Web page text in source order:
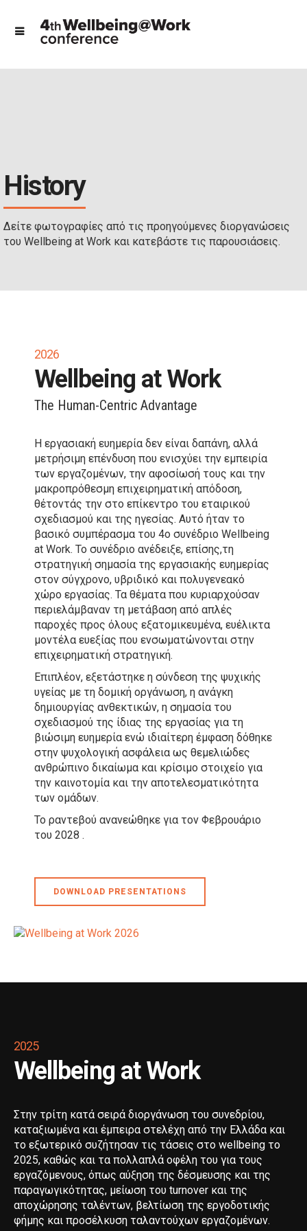
History
Δείτε φωτογραφίες από τις προηγούμενες διοργανώσεις
του Wellbeing at Work και κατεβάστε τις παρουσιάσεις.
2026
Wellbeing at Work
The Human-Centric Advantage
Η εργασιακή ευημερία δεν είναι δαπάνη, αλλά
μετρήσιμη επένδυση που ενισχύει την εμπειρία
των εργαζομένων, την αφοσίωσή τους και την
μακροπρόθεσμη επιχειρηματική απόδοση,
θέτοντάς την στο επίκεντρο του εταιρικού
σχεδιασμού και της ηγεσίας. Αυτό ήταν το
βασικό συμπέρασμα του 4ο συνέδριο Wellbeing
at Work. Το συνέδριο ανέδειξε, επίσης,τη
στρατηγική σημασία της εργασιακής ευημερίας
στον σύγχρονο, υβριδικό και πολυγενεακό
χώρο εργασίας. Τα θέματα που κυριαρχούσαν
περιελάμβαναν τη μετάβαση από απλές
παροχές προς όλους εξατομικευμένα, ευέλικτα
μοντέλα ευεξίας που ενσωματώνονται στην
επιχειρηματική στρατηγική.
Επιπλέον, εξετάστηκε η σύνδεση της ψυχικής
υγείας με τη δομική οργάνωση, η ανάγκη
δημιουργίας ανθεκτικών, η σημασία του
σχεδιασμού της ίδιας της εργασίας για τη
βιώσιμη ευημερία ενώ ιδιαίτερη έμφαση δόθηκε
στην ψυχολογική ασφάλεια ως θεμελιώδες
ανθρώπινο δικαίωμα και κρίσιμο στοιχείο για
την καινοτομία και την αποτελεσματικότητα
των ομάδων.
Το ραντεβού ανανεώθηκε για τον Φεβρουάριο
του 2028 .
DOWNLOAD PRESENTATIONS
2025
Wellbeing at Work
Στην τρίτη κατά σειρά διοργάνωση του συνεδρίου,
καταξιωμένα και έμπειρα στελέχη από την Ελλάδα και
το εξωτερικό συζήτησαν τις τάσεις στο wellbeing το
2025, καθώς και τα πολλαπλά οφέλη του για τους
εργαζόμενους, όπως αύξηση της δέσμευσης και της
παραγωγικότητας, μείωση του turnover και της
αποχώρησης ταλέντων, βελτίωση της εργοδοτικής
φήμης και προσέλκυση ταλαντούχων εργαζομένων.